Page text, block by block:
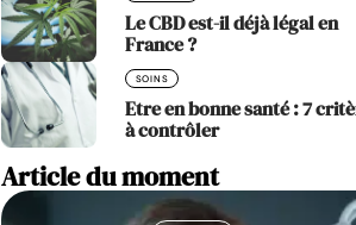
Le CBD est-il déjà légal en
France ?
SOINS
Etre en bonne santé : 7
à contrôler
Article du moment